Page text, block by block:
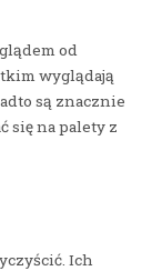
od
wyglądają
są znacznie
się na palety z
Ich